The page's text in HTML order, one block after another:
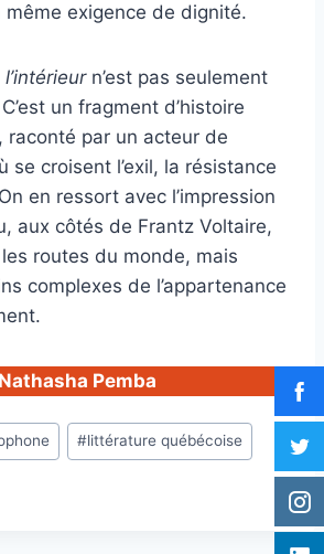
même exigence de dignité.
n’est pas seulement
un fragment d’histoire
raconté par un acteur de
se croisent l’exil, la résistance
en ressort avec l’impression
aux côtés de Frantz Voltaire,
routes du monde, mais
complexes de l’appartenance
Nathasha Pemba
#littérature québécoise